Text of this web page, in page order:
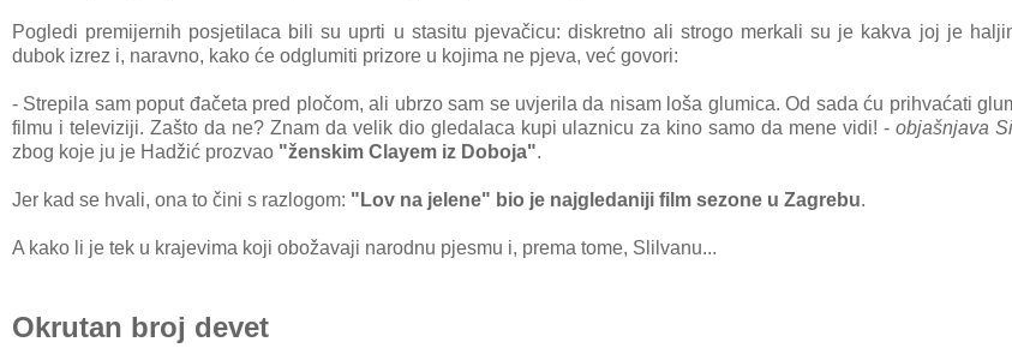
Pogledi premijernih posjetilaca bili su uprti u stasitu pjevačicu: diskretno ali strogo merkali su je kakva joj je
dubok izrez i, naravno, kako će odglumiti prizore u kojima ne pjeva, već govori:
- Strepila sam poput đačeta pred pločom, ali ubrzo sam se uvjerila da nisam loša glumica. Od sada ću prihvaćati
filmu i televiziji. Zašto da ne? Znam da velik dio gledalaca kupi ulaznicu za kino samo da mene vidi! -objašnjava
zbog koje ju je Hadžić prozvao "ženskim Clayem iz Doboja".
Jer kad se hvali, ona to čini s razlogom: "Lov na jelene" bio je najgledaniji film sezone u Zagrebu.
A kako li je tek u krajevima koji obožavaji narodnu pjesmu i, prema tome, Slilvanu...
Okrutan broj devet